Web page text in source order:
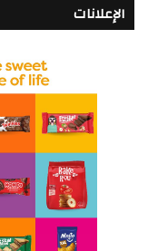
الإعلانات